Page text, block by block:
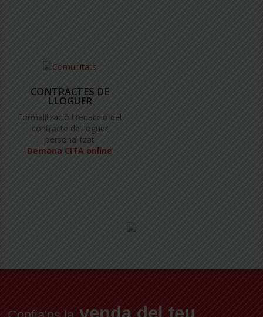
CONTRACTES DE
LLOGUER
Formalització i redacció del
contracte de lloguer
personalitzat
Demana CITA online